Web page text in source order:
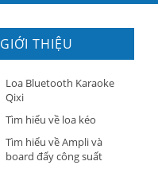
GIỚI THIỆU
Loa Bluetooth Karaoke
Qixi
Tìm hiểu về loa kéo
Tìm hiểu về Ampli và
board đẩy công suất